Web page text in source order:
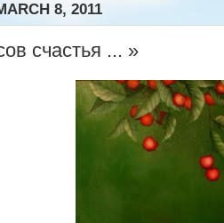
8, 2011
счастья ... »